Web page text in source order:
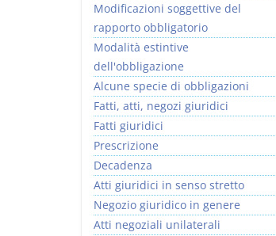
Modificazioni soggettive del
rapporto obbligatorio
Modalità estintive
dell'obbligazione
Alcune specie di obbligazioni
Fatti, atti, negozi giuridici
Fatti giuridici
Prescrizione
Decadenza
Atti giuridici in senso stretto
Negozio giuridico in genere
Atti negoziali unilaterali